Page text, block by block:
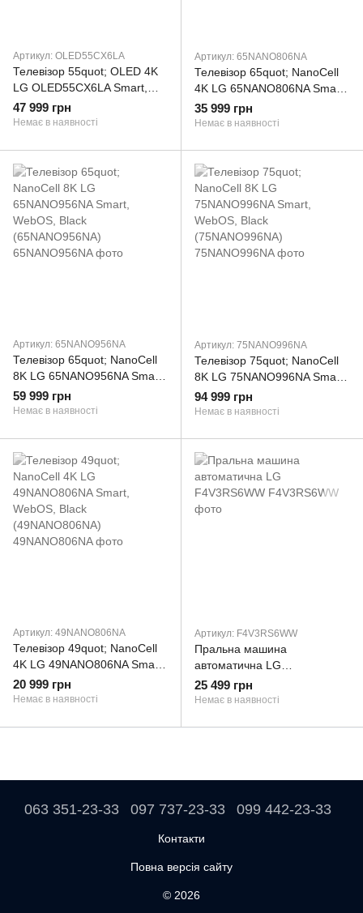
Артикул: OLED55CX6LA
Телевізор 55quot; OLED 4K
LG OLED55CX6LA Smart,
WebOS, Black
(OLED55CX6LA)
47 999 грн
Немає в наявності
Артикул: 65NANO806NA
Телевізор 65quot; NanoCell
4K LG 65NANO806NA Smart,
WebOS, Black
(65NANO806NA)
35 999 грн
Немає в наявності
Артикул: 65NANO956NA
Телевізор 65quot; NanoCell
8K LG 65NANO956NA Smart,
WebOS, Black
(65NANO956NA)
59 999 грн
Немає в наявності
Артикул: 75NANO996NA
Телевізор 75quot; NanoCell
8K LG 75NANO996NA Smart,
WebOS, Black
(75NANO996NA)
94 999 грн
Немає в наявності
Артикул: 49NANO806NA
Телевізор 49quot; NanoCell
4K LG 49NANO806NA Smart,
WebOS, Black
(49NANO806NA)
20 999 грн
Немає в наявності
Артикул: F4V3RS6WW
Пральна машина
автоматична LG
F4V3RS6WW
25 499 грн
Немає в наявності
063 351-23-33 097 737-23-33 099 442-23-33
Контакти
Повна версія сайту
© 2026